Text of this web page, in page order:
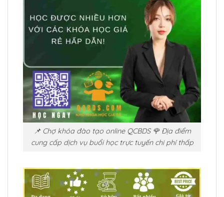
📌 Chợ khóa đào tạo online QCBDS 🌹 Địa điểm
cung cấp dịch vụ buổi học trực tuyến chi phí thấp